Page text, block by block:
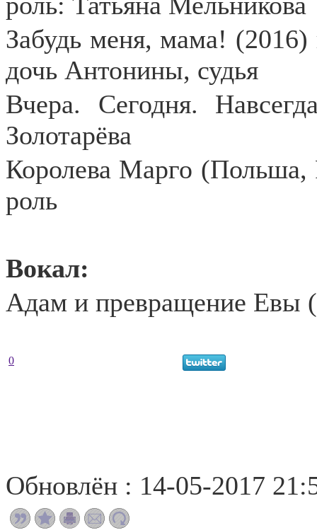
Забудь меня, мама! (2016)
дочь Антонины, судья
Вчера. Сегодня.
Золотарёва
Королева Марго (Польша,
роль
Вокал:
Адам и превращение Евы
0
Обновлён : 14-05-2017